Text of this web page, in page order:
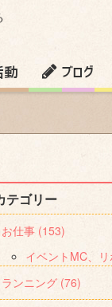
動 ブログ
テゴリー
お仕事 (153)
イベントMC、
ランニング (76)